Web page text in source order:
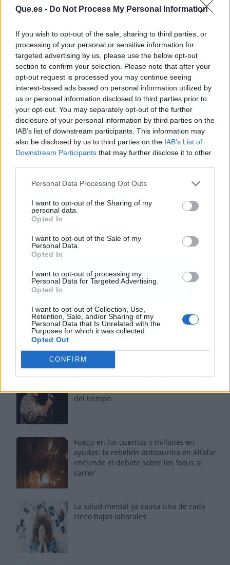
Que.es - Do Not Process My Personal Information
If you wish to opt-out of the sale, sharing to third parties, or
processing of your personal or sensitive information for
targeted advertising by us, please use the below opt-out
section to confirm your selection. Please note that after your
opt-out request is processed you may continue seeing
interest-based ads based on personal information utilized by
us or personal information disclosed to third parties prior to
your opt-out. You may separately opt-out of the further
disclosure of your personal information by third parties on the
IAB’s list of downstream participants. This information may
also be disclosed by us to third parties on the IAB’s List of
Downstream Participants that may further disclose it to other
Personal Data Processing Opt Outs
I want to opt-out of the Sharing of my
personal data.
Opted In
I want to opt-out of the Sale of my
Personal Data.
Opted In
I want to opt-out of processing my
Personal Data for Targeted Advertising.
Opted In
I want to opt-out of Collection, Use,
Retention, Sale, and/or Sharing of my
Personal Data that Is Unrelated with the
Purposes for which it was collected.
Opted Out
CONFIRM
Publicidad
Los más vistos
Tom Jones demuestra en Madrid que su
del tiempo
Fuego en los cuernos y millones en
ayudas: la rebelión antitaurina en Alfafar
enciende el debate sobre los 'bous al
carrer'
La salud mental ya causa una de cada
cinco bajas laborales